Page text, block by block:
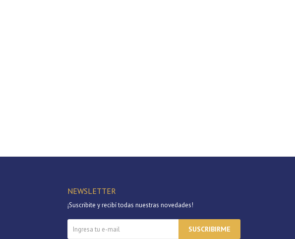
NEWSLETTER
¡Suscribite y recibí todas nuestras novedades!
SUSCRIBIRME